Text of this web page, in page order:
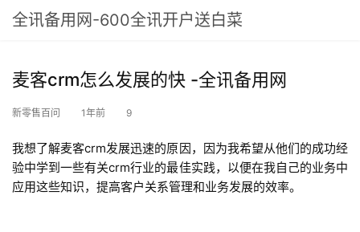
全讯备用网-600全讯开户送白菜
麦客crm怎么发展的快 -全讯备用网
新零售百问 1年前 9
我想了解麦客crm发展迅速的原因，因为我希望从他们的成功经
验中学到一些有关crm行业的最佳实践，以便在我自己的业务中
应用这些知识，提高客户关系管理和业务发展的效率。